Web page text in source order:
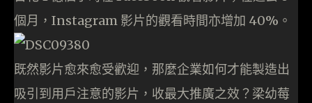
個月，Instagram 影片的觀看時間亦增加 40%。
既然影片愈來愈受歡迎，那麼企業如何才能製造出
吸引到用戶注意的影片，收最大推廣之效？梁幼莓